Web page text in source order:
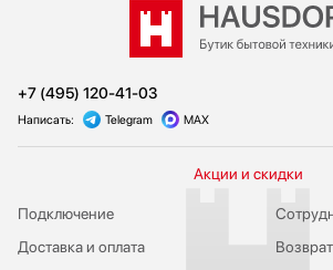
+7 (495) 120-41-03
Написать: Telegram MAX
Акции и скидки
Подключение
Доставка и оплата